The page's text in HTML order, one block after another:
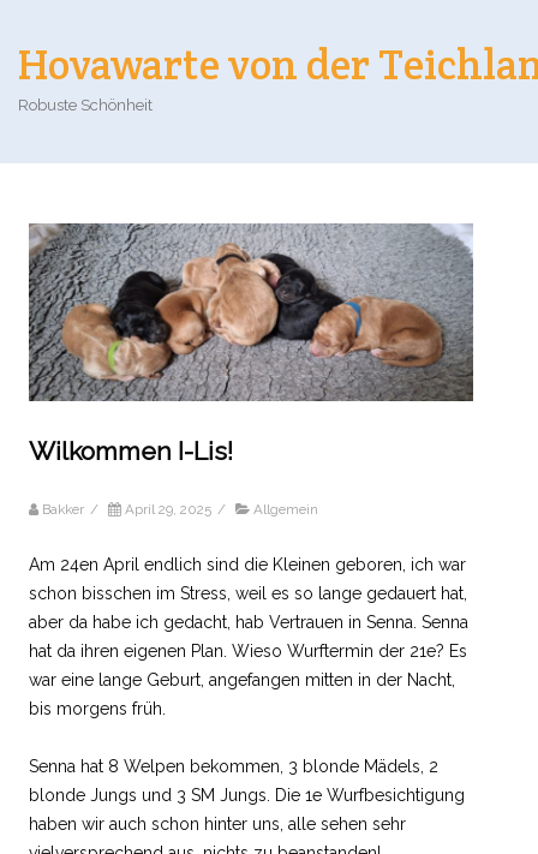
Hovawarte von der
Robuste Schönheit
Wilkommen I-Lis!
Bakker / April 29, 2025 / Allgemein
Am 24en April endlich sind die Kleinen geboren, ich war
schon bisschen im Stress, weil es so lange gedauert hat,
aber da habe ich gedacht, hab Vertrauen in Senna. Senna
hat da ihren eigenen Plan. Wieso Wurftermin der 21e? Es
war eine lange Geburt, angefangen mitten in der Nacht,
bis morgens früh.
Senna hat 8 Welpen bekommen, 3 blonde Mädels, 2
blonde Jungs und 3 SM Jungs. Die 1e Wurfbesichtigung
haben wir auch schon hinter uns, alle sehen sehr